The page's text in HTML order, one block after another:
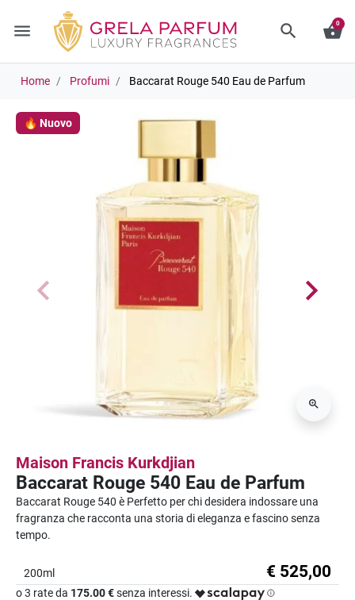
menu search shopping_basket
0
Home Profumi Baccarat Rouge 540 Eau de Parfum
🔥 Nuovo
Maison Francis Kurkdjian
Baccarat Rouge 540 Eau de Parfum
Baccarat Rouge 540 è Perfetto per chi desidera indossare una
fragranza che racconta una storia di eleganza e fascino senza
tempo.
200ml € 525,00
o 3 rate da 175.00 €senza interessi.